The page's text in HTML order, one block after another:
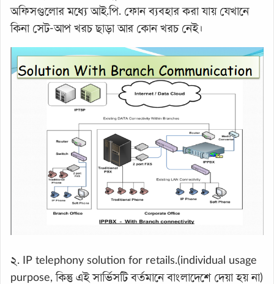
অফিসগুলোর মধ্যে আই.পি. ফোন ব্যবহার করা যায় যেখানে
কিনা সেট-আপ খরচ ছাড়া আর কোন খরচ নেই।
২. IP telephony solution for retails.(individual usage
purpose, কিন্তু এই সার্ভিসটি বর্তমানে বাংলাদেশে দেয়া হয় না)